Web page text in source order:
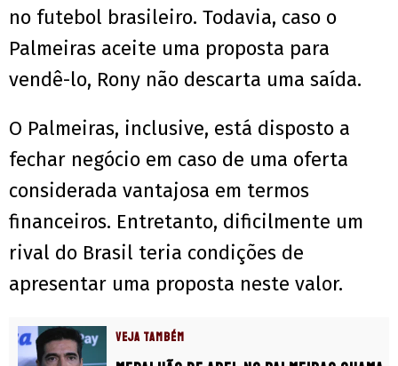
no futebol brasileiro. Todavia, caso o
Palmeiras aceite uma proposta para
vendê-lo, Rony não descarta uma saída.
O Palmeiras, inclusive, está disposto a
fechar negócio em caso de uma oferta
considerada vantajosa em termos
financeiros. Entretanto, dificilmente um
rival do Brasil teria condições de
apresentar uma proposta neste valor.
VEJA TAMBÉM